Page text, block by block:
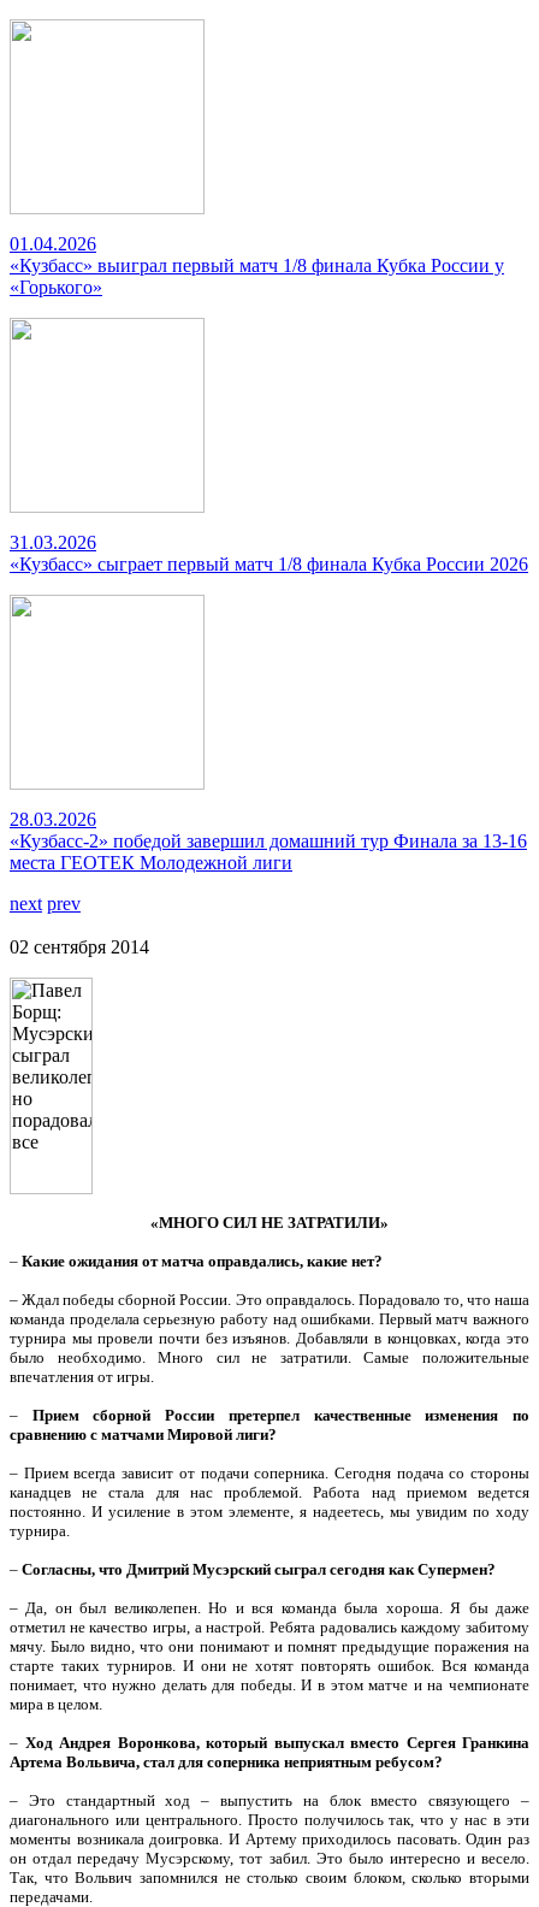
01.04.2026
«Кузбасс» выиграл первый матч 1/8 финала Кубка России у
«Горького»
31.03.2026
«Кузбасс» сыграет первый матч 1/8 финала Кубка России 2026
28.03.2026
«Кузбасс-2» победой завершил домашний тур Финала за 13-16
места ГЕОТЕК Молодежной лиги
next prev
02 сентября 2014
«МНОГО СИЛ НЕ ЗАТРАТИЛИ»
– Какие ожидания от матча оправдались, какие нет?
– Ждал победы сборной России. Это оправдалось. Порадовало то, что наша
команда проделала серьезную работу над ошибками. Первый матч важного
турнира мы провели почти без изъянов. Добавляли в концовках, когда это
было необходимо. Много сил не затратили. Самые положительные
впечатления от игры.
– Прием сборной России претерпел качественные изменения по
сравнению с матчами Мировой лиги?
– Прием всегда зависит от подачи соперника. Сегодня подача со стороны
канадцев не стала для нас проблемой. Работа над приемом ведется
постоянно. И усиление в этом элементе, я надеетесь, мы увидим по ходу
турнира.
– Согласны, что Дмитрий Мусэрский сыграл сегодня как Супермен?
– Да, он был великолепен. Но и вся команда была хороша. Я бы даже
отметил не качество игры, а настрой. Ребята радовались каждому забитому
мячу. Было видно, что они понимают и помнят предыдущие поражения на
старте таких турниров. И они не хотят повторять ошибок. Вся команда
понимает, что нужно делать для победы. И в этом матче и на чемпионате
мира в целом.
– Ход Андрея Воронкова, который выпускал вместо Сергея Гранкина
Артема Вольвича, стал для соперника неприятным ребусом?
– Это стандартный ход – выпустить на блок вместо связующего –
диагонального или центрального. Просто получилось так, что у нас в эти
моменты возникала доигровка. И Артему приходилось пасовать. Один раз
он отдал передачу Мусэрскому, тот забил. Это было интересно и весело.
Так, что Вольвич запомнился не столько своим блоком, сколько вторыми
передачами.